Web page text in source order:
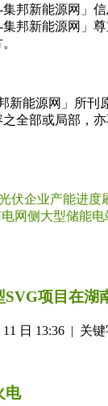
集邦新能源网」
集邦新能源网」
邦新能源网」所
全部或局部，
伏企业产能进度
网侧大型储能
项目在湖
11 日 13:36 | 关键
电